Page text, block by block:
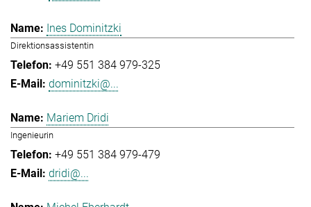
Ines Dominitzki
Direktionsassistentin
+49 551 384 979-325
dominitzki@...
Mariem Dridi
Ingenieurin
+49 551 384 979-479
dridi@...